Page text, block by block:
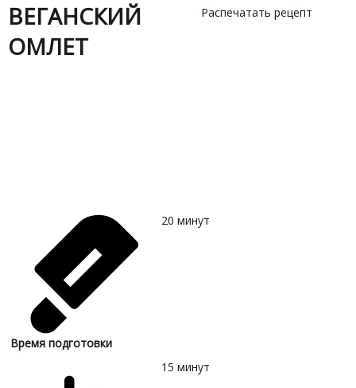
Распечатать рецепт
ВЕГАНСКИЙ
ОМЛЕТ
Время подготовки
20 минут
15 минут